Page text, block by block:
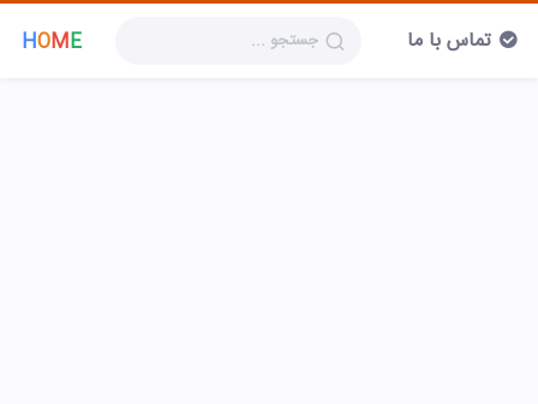
HOME تماس با ما